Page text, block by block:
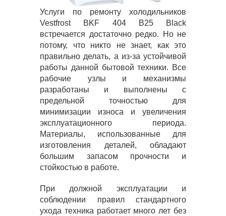
Услуги по ремонту холодильников
Vestfrost BKF 404 B25 Black
встречается достаточно редко. Но не
потому, что никто не знает, как это
правильно делать, а из-за устойчивой
работы данной бытовой техники. Все
рабочие узлы и механизмы
разработаны и выполнены с
предельной точностью для
минимизации износа и увеличения
эксплуатационного периода.
Материалы, использованные для
изготовления деталей, обладают
большим запасом прочности и
стойкостью в работе.
При должной эксплуатации и
соблюдении правил стандартного
ухода техника работает много лет без